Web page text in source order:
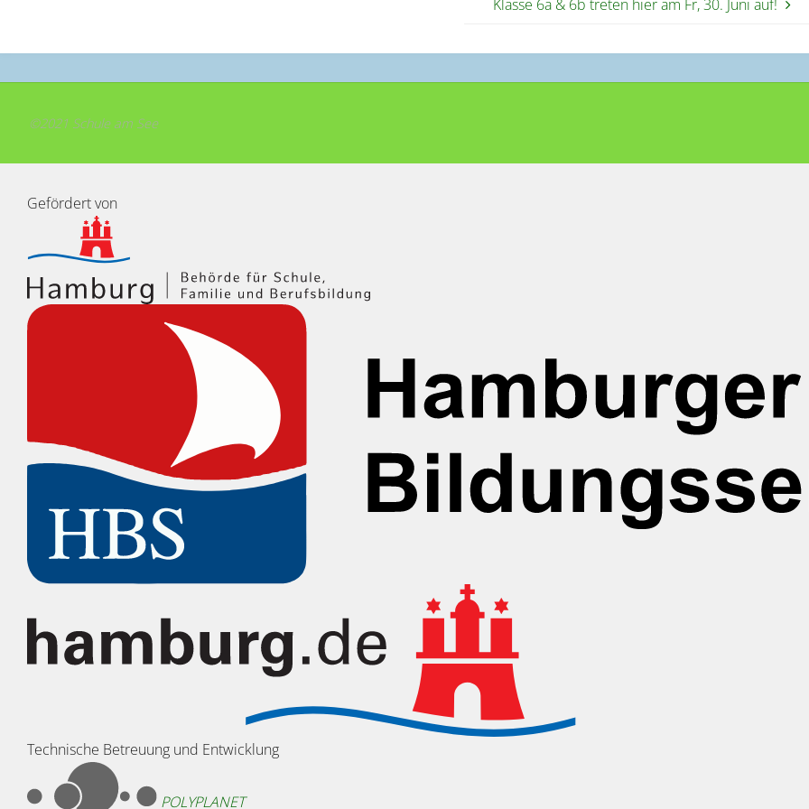
Klasse 6a & 6b treten hier am Fr, 30. Juni auf!
©2021 Schule am See
Gefördert von
Technische Betreuung und Entwicklung
POLYPLANET